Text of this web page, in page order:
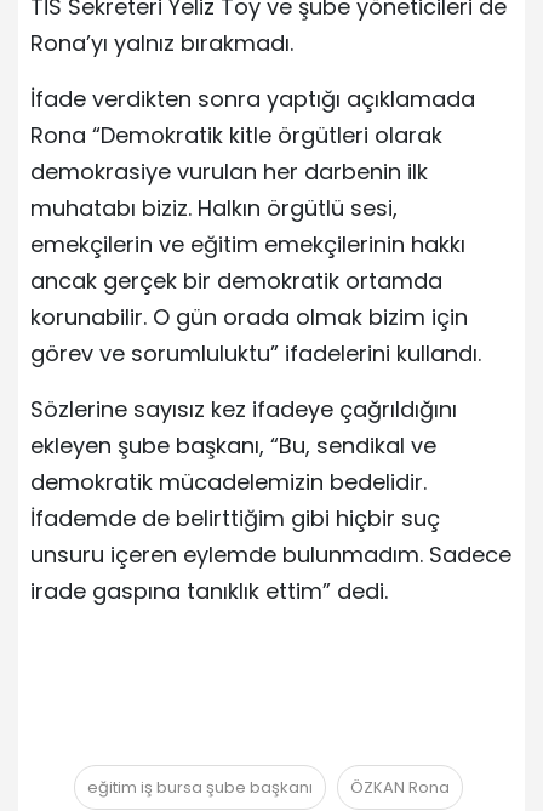
TİS Sekreteri Yeliz Toy ve şube yöneticileri de
Rona’yı yalnız bırakmadı.
İfade verdikten sonra yaptığı açıklamada
Rona “Demokratik kitle örgütleri olarak
demokrasiye vurulan her darbenin ilk
muhatabı biziz. Halkın örgütlü sesi,
emekçilerin ve eğitim emekçilerinin hakkı
ancak gerçek bir demokratik ortamda
korunabilir. O gün orada olmak bizim için
görev ve sorumluluktu” ifadelerini kullandı.
Sözlerine sayısız kez ifadeye çağrıldığını
ekleyen şube başkanı, “Bu, sendikal ve
demokratik mücadelemizin bedelidir.
İfademde de belirttiğim gibi hiçbir suç
unsuru içeren eylemde bulunmadım. Sadece
irade gaspına tanıklık ettim” dedi.
eğitim iş bursa şube başkanı ÖZKAN Rona